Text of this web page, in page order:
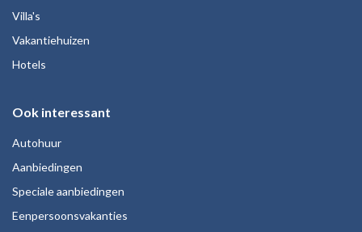
Villa's
Vakantiehuizen
Hotels
Ook interessant
Autohuur
Aanbiedingen
Speciale aanbiedingen
Eenpersoonsvakanties